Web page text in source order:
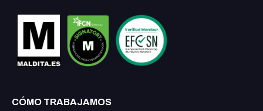
CÓMO TRABAJAMOS